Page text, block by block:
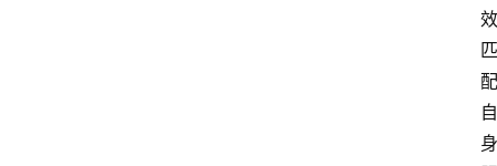
效
匹
配
自
身